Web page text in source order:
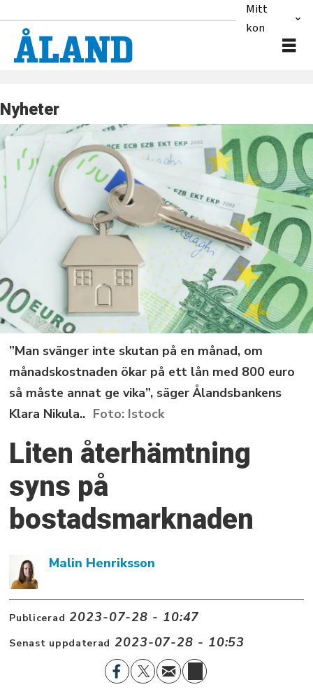
Mitt
konto
Nyheter
”Man svänger inte skutan på en månad, om
månadskostnaden ökar på ett lån med 800 euro
så måste annat ge vika”, säger Ålandsbankens
Klara Nikula..
Istock
Liten återhämtning
syns på
bostadsmarknaden
Malin Henriksson
Publicerad 2023-07-28 - 10:47
Senast uppdaterad 2023-07-28 - 10:53